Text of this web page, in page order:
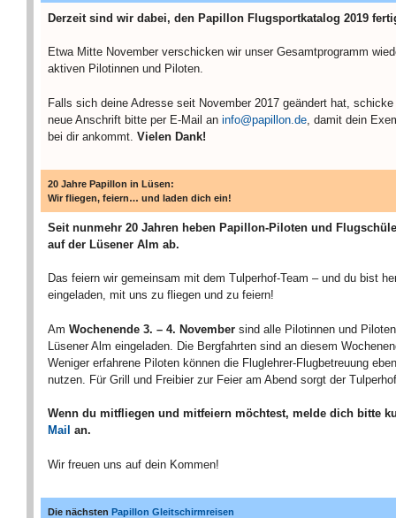
Derzeit sind wir dabei, den Papillon Flugsportkatalog 2019
Etwa Mitte November verschicken wir unser Gesamtprogramm
aktiven Pilotinnen und Piloten.
Falls sich deine Adresse seit November 2017 geändert hat,
neue Anschrift bitte per E-Mail an info@papillon.de , damit dein
bei dir ankommt. Vielen Dank!
20 Jahre Papillon in Lüsen:
Wir fliegen, feiern… und laden dich ein!
Seit nunmehr 20 Jahren heben Papillon-Piloten und
auf der Lüsener Alm ab.
Das feiern wir gemeinsam mit dem Tulperhof-Team – und du bist
eingeladen, mit uns zu fliegen und zu feiern!
Am Wochenende 3. – 4. November sind alle Pilotinnen und
Lüsener Alm eingeladen. Die Bergfahrten sind an diesem
Weniger erfahrene Piloten können die Fluglehrer-Flugbetreuung
nutzen. Für Grill und Freibier zur Feier am Abend sorgt der
Wenn du mitfliegen und mitfeiern möchtest, melde dich bitte
Mail an.
Wir freuen uns auf dein Kommen!
Die nächsten Papillon Gleitschirmreisen